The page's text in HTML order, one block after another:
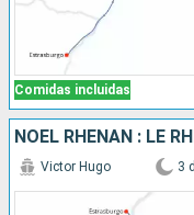
Comidas incluidas
NOËL RHÉNAN : LE
Victor Hugo 3 d